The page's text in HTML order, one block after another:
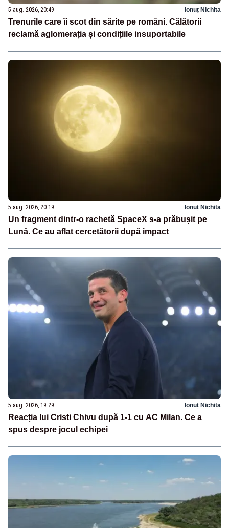
5 aug. 2026, 20:49 Ionuț Nichita
Trenurile care îi scot din sărite pe români. Călătorii
reclamă aglomerația și condițiile insuportabile
5 aug. 2026, 20:19 Ionuț Nichita
Un fragment dintr-o rachetă SpaceX s-a prăbușit pe
Lună. Ce au aflat cercetătorii după impact
5 aug. 2026, 19:29 Ionuț Nichita
Reacția lui Cristi Chivu după 1-1 cu AC Milan. Ce a
spus despre jocul echipei